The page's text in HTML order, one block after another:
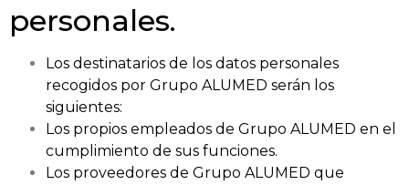
personales.
Los destinatarios de los datos personales
recogidos por Grupo ALUMED serán los
siguientes:
Los propios empleados de Grupo ALUMED en el
cumplimiento de sus funciones.
Los proveedores de Grupo ALUMED que